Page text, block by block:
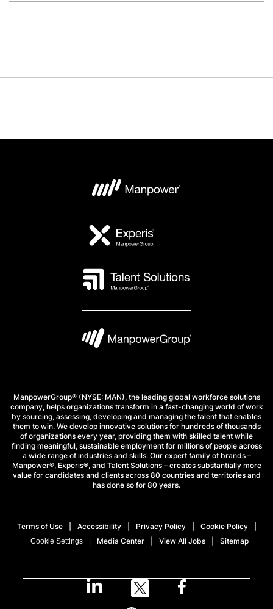
ManpowerGroup® (NYSE: MAN), the leading global workforce solutions
company, helps organizations transform in a fast-changing world of work
by sourcing, assessing, developing and managing the talent that enables
them to win. We develop innovative solutions for hundreds of thousands
of organizations every year, providing them with skilled talent while
finding meaningful, sustainable employment for millions of people across
a wide range of industries and skills. Our expert family of brands –
Manpower®, Experis®, and Talent Solutions – creates substantially more
value for candidates and clients across 80 countries and territories and
has done so for 80 years.
Terms of Use Accessibility Privacy Policy Cookie Policy
Cookie Settings Media Center View All Jobs Sitemap